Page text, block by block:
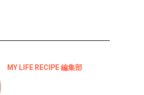
MY LIFE RECIPE 編集部